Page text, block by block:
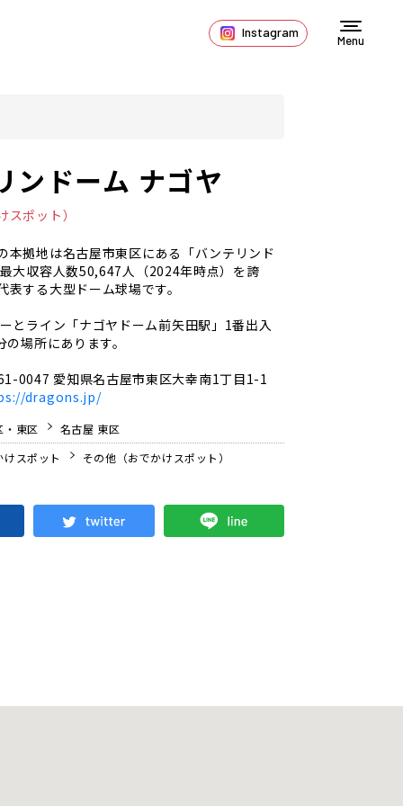
Instagram
Menu
ンドーム ナゴヤ
ポット）
本拠地は名古屋市東区にある「バンテリンド
大収容人数50,647人（2024年時点） を誇
表する大型ドーム球場です。
とライン「ナゴヤドーム前矢田駅」1番出入
場所にあります。
0047 愛知県名古屋市東区大幸南1丁目1-1
dragons.jp/
・東区
名古屋 東区
けスポット
その他（おでかけスポット）